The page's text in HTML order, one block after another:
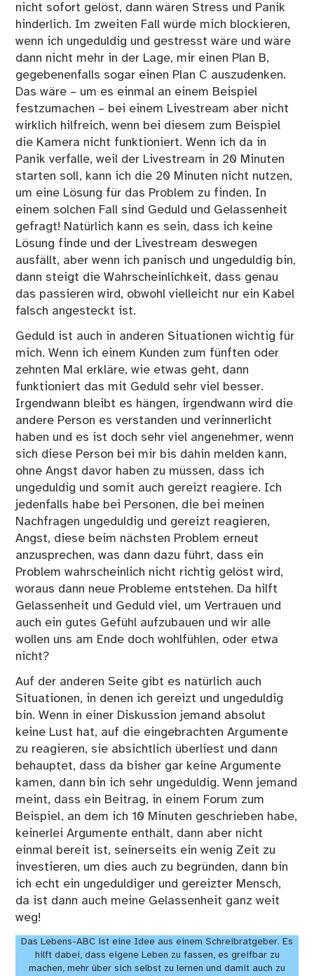
nicht sofort gelöst, dann wären Stress und Panik
hinderlich. Im zweiten Fall würde mich blockieren,
wenn ich ungeduldig und gestresst wäre und wäre
dann nicht mehr in der Lage, mir einen Plan B,
gegebenenfalls sogar einen Plan C auszudenken.
Das wäre – um es einmal an einem Beispiel
festzumachen – bei einem Livestream aber nicht
wirklich hilfreich, wenn bei diesem zum Beispiel
die Kamera nicht funktioniert. Wenn ich da in
Panik verfalle, weil der Livestream in 20 Minuten
starten soll, kann ich die 20 Minuten nicht nutzen,
um eine Lösung für das Problem zu finden. In
einem solchen Fall sind Geduld und Gelassenheit
gefragt! Natürlich kann es sein, dass ich keine
Lösung finde und der Livestream deswegen
ausfällt, aber wenn ich panisch und ungeduldig bin,
dann steigt die Wahrscheinlichkeit, dass genau
das passieren wird, obwohl vielleicht nur ein Kabel
falsch angesteckt ist.
Geduld ist auch in anderen Situationen wichtig für
mich. Wenn ich einem Kunden zum fünften oder
zehnten Mal erkläre, wie etwas geht, dann
funktioniert das mit Geduld sehr viel besser.
Irgendwann bleibt es hängen, irgendwann wird die
andere Person es verstanden und verinnerlicht
haben und es ist doch sehr viel angenehmer, wenn
sich diese Person bei mir bis dahin melden kann,
ohne Angst davor haben zu müssen, dass ich
ungeduldig und somit auch gereizt reagiere. Ich
jedenfalls habe bei Personen, die bei meinen
Nachfragen ungeduldig und gereizt reagieren,
Angst, diese beim nächsten Problem erneut
anzusprechen, was dann dazu führt, dass ein
Problem wahrscheinlich nicht richtig gelöst wird,
woraus dann neue Probleme entstehen. Da hilft
Gelassenheit und Geduld viel, um Vertrauen und
auch ein gutes Gefühl aufzubauen und wir alle
wollen uns am Ende doch wohlfühlen, oder etwa
nicht?
Auf der anderen Seite gibt es natürlich auch
Situationen, in denen ich gereizt und ungeduldig
bin. Wenn in einer Diskussion jemand absolut
keine Lust hat, auf die eingebrachten Argumente
zu reagieren, sie absichtlich überliest und dann
behauptet, dass da bisher gar keine Argumente
kamen, dann bin ich sehr ungeduldig. Wenn jemand
meint, dass ein Beitrag, in einem Forum zum
Beispiel, an dem ich 10 Minuten geschrieben habe,
keinerlei Argumente enthält, dann aber nicht
einmal bereit ist, seinerseits ein wenig Zeit zu
investieren, um dies auch zu begründen, dann bin
ich echt ein ungeduldiger und gereizter Mensch,
da ist dann auch meine Gelassenheit ganz weit
weg!
Das Lebens-ABC ist eine Idee aus einem Schreibratgeber. Es
hilft dabei, dass eigene Leben zu fassen, es greifbar zu
machen, mehr über sich selbst zu lernen und damit auch zu